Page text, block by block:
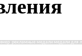
рекламные медали медали